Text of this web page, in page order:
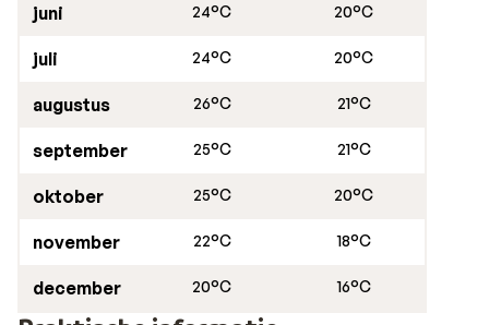
juni 24°C 20°C
juli 24°C 20°C
augustus 26°C 21°C
september 25°C 21°C
oktober 25°C 20°C
november 22°C 18°C
december 20°C 16°C